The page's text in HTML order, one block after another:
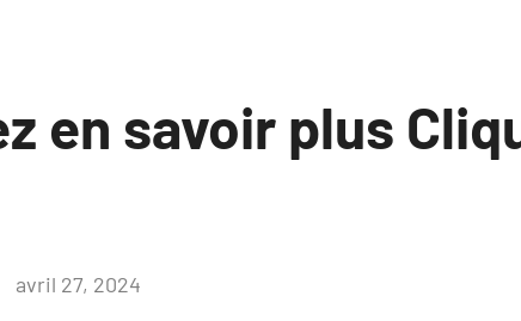
en savoir plus
avril 27, 2024